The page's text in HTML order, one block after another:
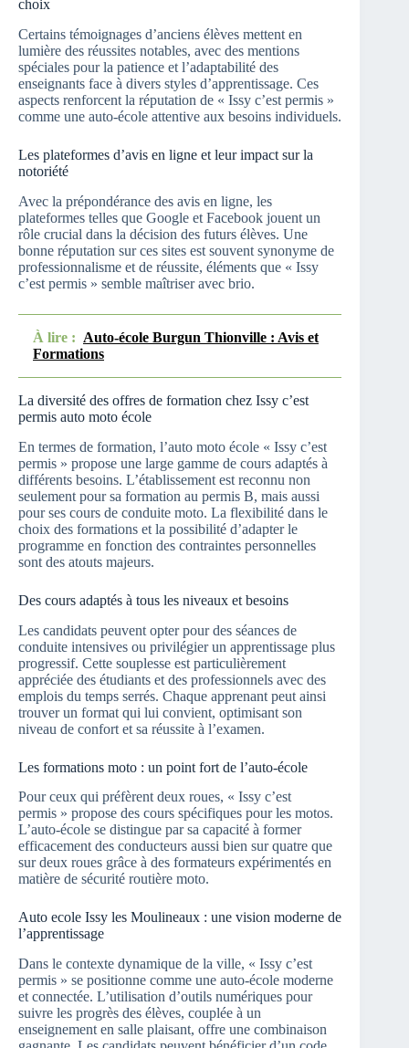
choix
Certains témoignages d’anciens élèves mettent en
lumière des réussites notables, avec des mentions
spéciales pour la patience et l’adaptabilité des
enseignants face à divers styles d’apprentissage. Ces
aspects renforcent la réputation de « Issy c’est permis »
comme une auto-école attentive aux besoins individuels.
Les plateformes d’avis en ligne et leur impact sur la
notoriété
Avec la prépondérance des avis en ligne, les
plateformes telles que Google et Facebook jouent un
rôle crucial dans la décision des futurs élèves. Une
bonne réputation sur ces sites est souvent synonyme de
professionnalisme et de réussite, éléments que « Issy
c’est permis » semble maîtriser avec brio.
À lire : Auto-école Burgun Thionville : Avis et
Formations
La diversité des offres de formation chez Issy c’est
permis auto moto école
En termes de formation, l’auto moto école « Issy c’est
permis » propose une large gamme de cours adaptés à
différents besoins. L’établissement est reconnu non
seulement pour sa formation au permis B, mais aussi
pour ses cours de conduite moto. La flexibilité dans le
choix des formations et la possibilité d’adapter le
programme en fonction des contraintes personnelles
sont des atouts majeurs.
Des cours adaptés à tous les niveaux et besoins
Les candidats peuvent opter pour des séances de
conduite intensives ou privilégier un apprentissage plus
progressif. Cette souplesse est particulièrement
appréciée des étudiants et des professionnels avec des
emplois du temps serrés. Chaque apprenant peut ainsi
trouver un format qui lui convient, optimisant son
niveau de confort et sa réussite à l’examen.
Les formations moto : un point fort de l’auto-école
Pour ceux qui préfèrent deux roues, « Issy c’est
permis » propose des cours spécifiques pour les motos.
L’auto-école se distingue par sa capacité à former
efficacement des conducteurs aussi bien sur quatre que
sur deux roues grâce à des formateurs expérimentés en
matière de sécurité routière moto.
Auto ecole Issy les Moulineaux : une vision moderne de
l’apprentissage
Dans le contexte dynamique de la ville, « Issy c’est
permis » se positionne comme une auto-école moderne
et connectée. L’utilisation d’outils numériques pour
suivre les progrès des élèves, couplée à un
enseignement en salle plaisant, offre une combinaison